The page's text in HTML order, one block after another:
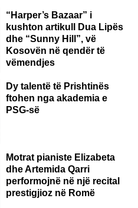
“Harper’s Bazaar” i
kushton artikull Dua Lipës
dhe “Sunny Hill”, vë
Kosovën në qendër të
vëmendjes
Dy talentë të Prishtinës
ftohen nga akademia e
PSG-së
Motrat pianiste Elizabeta
dhe Artemida Qarri
performojnë në një recital
prestigjioz në Romë